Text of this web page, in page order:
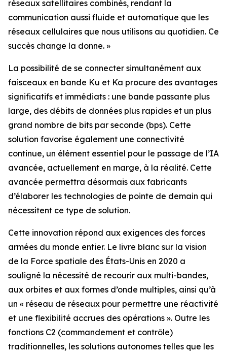
réseaux satellitaires combinés, rendant la
communication aussi fluide et automatique que les
réseaux cellulaires que nous utilisons au quotidien. Ce
succès change la donne. »
La possibilité de se connecter simultanément aux
faisceaux en bande Ku et Ka procure des avantages
significatifs et immédiats : une bande passante plus
large, des débits de données plus rapides et un plus
grand nombre de bits par seconde (bps). Cette
solution favorise également une connectivité
continue, un élément essentiel pour le passage de l’IA
avancée, actuellement en marge, à la réalité. Cette
avancée permettra désormais aux fabricants
d’élaborer les technologies de pointe de demain qui
nécessitent ce type de solution.
Cette innovation répond aux exigences des forces
armées du monde entier. Le livre blanc sur la vision
de la Force spatiale des États-Unis en 2020 a
souligné la nécessité de recourir aux multi-bandes,
aux orbites et aux formes d’onde multiples, ainsi qu’à
un « réseau de réseaux pour permettre une réactivité
et une flexibilité accrues des opérations ». Outre les
fonctions C2 (commandement et contrôle)
traditionnelles, les solutions autonomes telles que les